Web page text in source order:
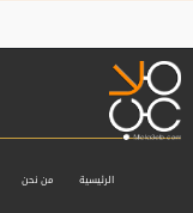
الرئيسية من نحن